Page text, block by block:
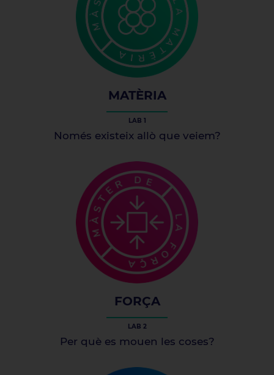
MATÈRIA
LAB 1
Només existeix allò que veiem?
FORÇA
LAB 2
Per què es mouen les coses?